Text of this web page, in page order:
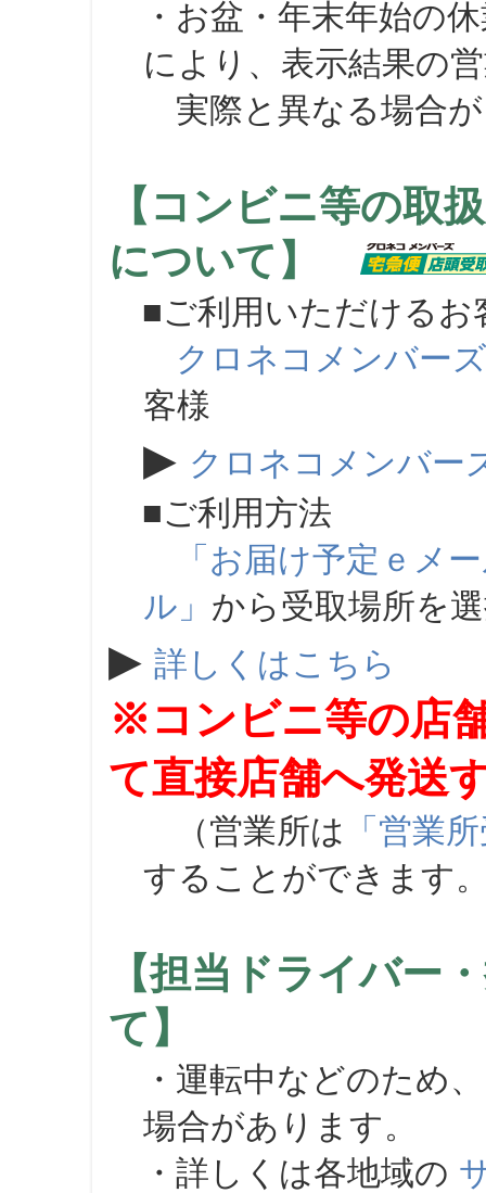
・お盆・年末年始の
により、表示結果の
実際と異なる場合が
【コンビニ等の取
について】
■ご利用いただけるお
クロネコメンバーズ
客様
▶ クロネコメンバー
■ご利用方法
「お届け予定ｅメ
ル」 から受取場所を
▶ 詳しくはこちら
※コンビニ等の店
て直接店舗へ発送
（営業所は 「営業
することができます
【担当ドライバー
て】
・運転中などのため
場合があります。
・詳しくは各地域の